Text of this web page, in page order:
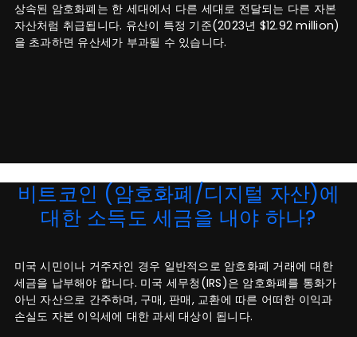
상속된 암호화폐는 한 세대에서 다른 세대로 전달되는 다른 자본
자산처럼 취급됩니다. 유산이 특정 기준(2023년 $12.92 million)
을 초과하면 유산세가 부과될 수 있습니다.
비트코인 (암호화폐/디지털 자산)에
대한 소득도 세금을 내야 하나?
미국 시민이나 거주자인 경우 일반적으로 암호화폐 거래에 대한
세금을 납부해야 합니다. 미국 세무청(IRS)은 암호화폐를 통화가
아닌 자산으로 간주하며, 구매, 판매, 교환에 따른 어떠한 이익과
손실도 자본 이익세에 대한 과세 대상이 됩니다.